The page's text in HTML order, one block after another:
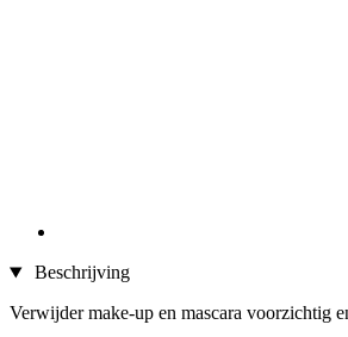
Beschrijving
Verwijder make-up en mascara voorzichtig